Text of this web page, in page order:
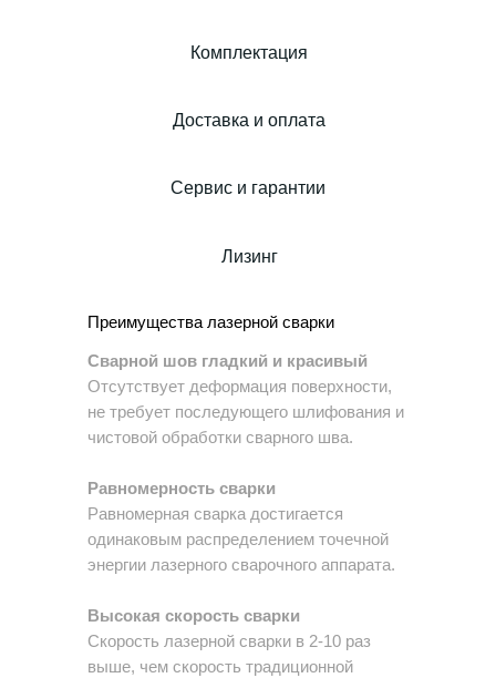
Лизинг
Сервис и гарантии
Доставка и оплата
Комплектация
Сварной шов гладкий и красивый
Отсутствует деформация поверхности,
не требует последующего шлифования и
чистовой обработки сварного шва.
Равномерность сварки
Равномерная сварка достигается
одинаковым распределением точечной
энергии лазерного сварочного аппарата.
Высокая скорость сварки
Скорость лазерной сварки в 2-10 раз
выше, чем скорость традиционной
Преимущества лазерной сварки